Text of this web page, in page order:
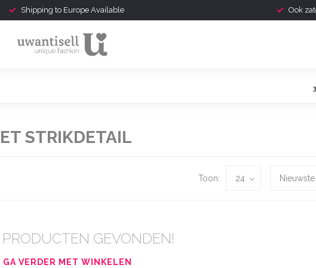
Shipping to Europe Available Ook
STRIKDETAIL
Toon:
GEVONDEN!
GA VERDER MET WINKELEN